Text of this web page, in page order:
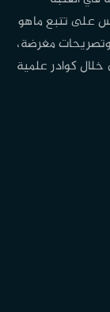
على تتبع ماهو
مغرضة،
كوادر علمية